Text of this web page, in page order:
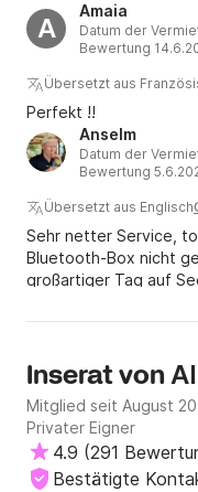
A
Amaia
Datum der
Bewertung
Übersetzt aus
Perfekt !!
Anselm
Datum der
Bewertung
Übersetzt aus Englisch
Sehr netter Service,
Bluetooth-Box nicht
großartiger Tag auf
Inserat von
Mitglied seit August
Privater Eigner
4.9 (291
Bestätigte